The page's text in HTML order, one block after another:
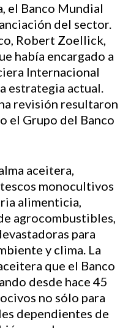
el Banco Mundial
del sector.
Robert Zoellick,
había encargado a
Internacional
estrategia actual.
revisión resultaron
el Grupo del Banco
aceitera,
monocultivos
alimenticia,
agrocombustibles,
para
y clima. La
que el Banco
desde hace 45
no sólo para
dependientes de